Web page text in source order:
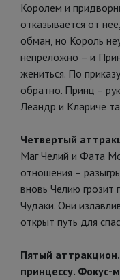
Королем и
отказывается от
обман, но Король
непреложно – и
жениться. По
обратно. Принц –
Леандр и Клариче
Четвертый
Маг Челий и Фата
отношения –
вновь Челию грозит
Чудаки. Они
открыт путь для
Пятый
принцессу. Фокус-